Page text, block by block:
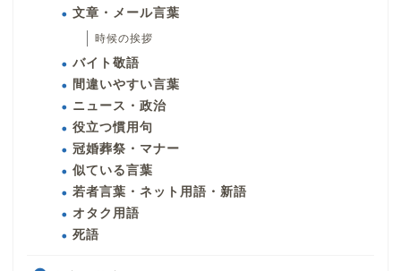
文章・メール言葉
時候の挨拶
バイト敬語
間違いやすい言葉
ニュース・政治
役立つ慣用句
冠婚葬祭・マナー
似ている言葉
若者言葉・ネット用語・新語
オタク用語
死語